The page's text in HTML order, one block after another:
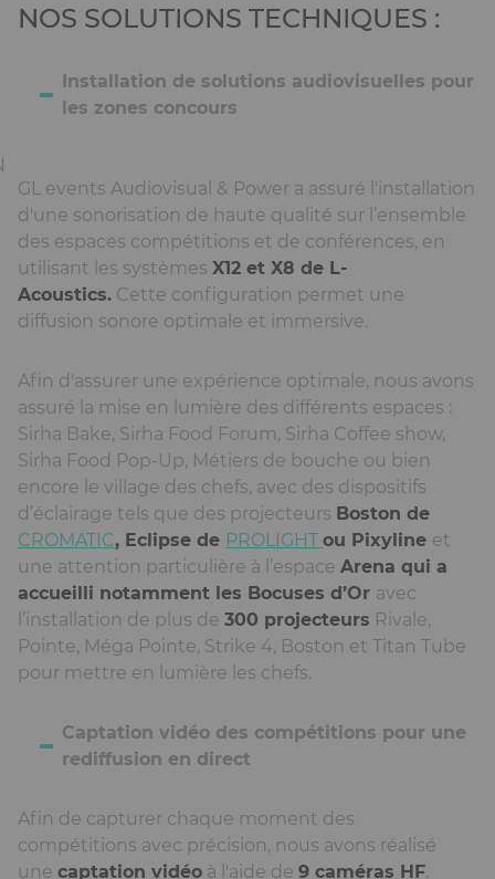
Ckeditor
NOS SOLUTIONS TECHNIQUES :
Installation de solutions audiovisuelles pour
les zones concours
GL events Audiovisual & Power a assuré l'installation
d'une sonorisation de haute qualité sur l’ensemble
des espaces compétitions et de conférences, en
utilisant les systèmes X12 et X8 de L-
Acoustics. Cette configuration permet une
diffusion sonore optimale et immersive.
Afin d'assurer une expérience optimale, nous avons
assuré la mise en lumière des différents espaces :
Sirha Bake, Sirha Food Forum, Sirha Coffee show,
Sirha Food Pop-Up, Métiers de bouche ou bien
encore le village des chefs, avec des dispositifs
d’éclairage tels que des projecteurs Boston de
CROMATIC, Eclipse de PROLIGHT ou Pixyline et
une attention particulière à l’espace Arena qui a
accueilli notamment les Bocuses d’Or avec
l’installation de plus de 300 projecteurs Rivale,
Pointe, Méga Pointe, Strike 4, Boston et Titan Tube
pour mettre en lumière les chefs.
Captation vidéo des compétitions pour une
rediffusion en direct
Afin de capturer chaque moment des
compétitions avec précision, nous avons réalisé
une captation vidéo à l'aide de 9 caméras HF.